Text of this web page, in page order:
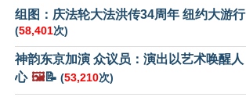
组图：庆法轮大法洪传34周年 纽约大游行
(58,401次)
神韵东京加演 众议员：演出以艺术唤醒人
心 🖼️📝 (53,210次)